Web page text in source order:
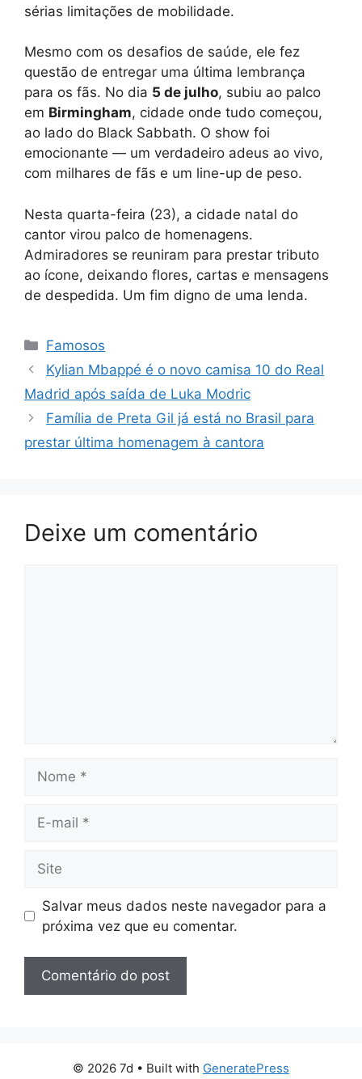
sérias limitações de mobilidade.
Mesmo com os desafios de saúde, ele fez
questão de entregar uma última lembrança
para os fãs. No dia 5 de julho, subiu ao palco
em Birmingham, cidade onde tudo começou,
ao lado do Black Sabbath. O show foi
emocionante — um verdadeiro adeus ao vivo,
com milhares de fãs e um line-up de peso.
Nesta quarta-feira (23), a cidade natal do
cantor virou palco de homenagens.
Admiradores se reuniram para prestar tributo
ao ícone, deixando flores, cartas e mensagens
de despedida. Um fim digno de uma lenda.
Categorias
Famosos
Kylian Mbappé é o novo camisa 10 do Real
Madrid após saída de Luka Modric
Família de Preta Gil já está no Brasil para
prestar última homenagem à cantora
Deixe um comentário
mail
Salvar meus dados neste navegador para a
próxima vez que eu comentar.
© 2026 7d • Built with GeneratePress